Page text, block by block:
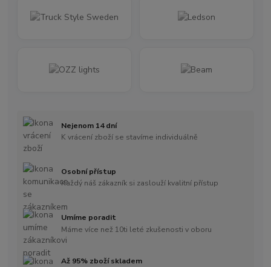
Nejenom 14 dní
K vrácení zboží se stavíme individuálně
Osobní přístup
Každý náš zákazník si zaslouží kvalitní přístup
Umíme poradit
Máme více než 10ti leté zkušenosti v oboru
Až 95% zboží skladem